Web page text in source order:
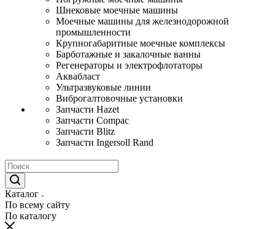
Шнековые моечные машины
Моечные машины для железнодорожной
промышленности
Крупногабаритные моечные комплексы
Барботажные и закалочные ванны
Регенераторы и электрофлотаторы
Аквабласт
Ультразвуковые линии
Виброгалтовочные установки
Запчасти Hazet
Запчасти Compac
Запчасти Blitz
Запчасти Ingersoll Rand
Каталог
По всему сайту
По каталогу